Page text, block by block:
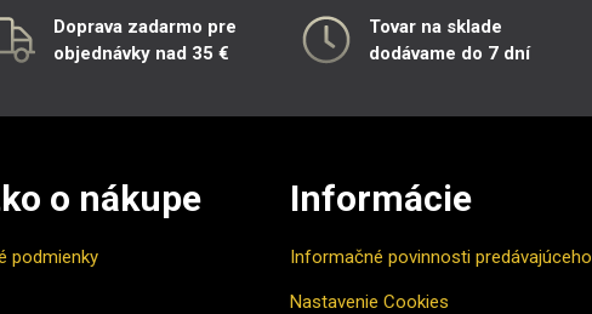
Doprava zadarmo pre
objednávky nad 35 €
Tovar na sklade
dodávame do 7 dní
o nákupe
podmienky
Informácie
Informačné povinnosti predávajúceho
Nastavenie Cookies